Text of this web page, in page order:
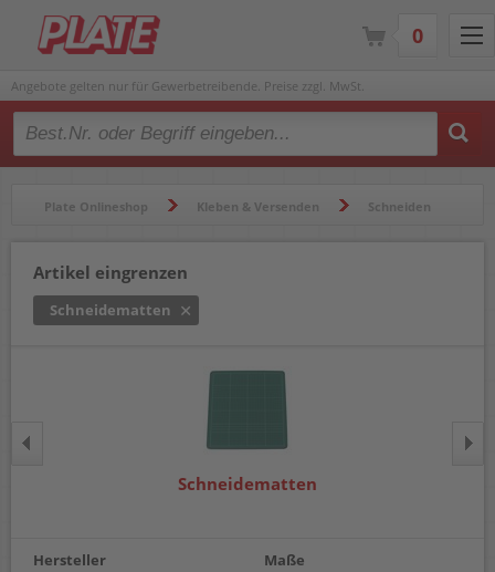
Angebote gelten nur für Gewerbetreibende. Preise zzgl. MwSt.
Type 2 or more characters for results.
Plate Onlineshop Kleben & Versenden Schneiden
Artikel eingrenzen
Schneidematten
Schneidematten
Hersteller Maße
0